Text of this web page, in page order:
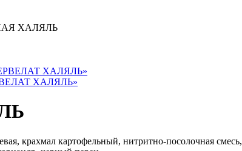
ХАЛЯЛЬ
ХАЛЯЛЬ»
крахмал картофельный, нитритно-посолочная смесь,